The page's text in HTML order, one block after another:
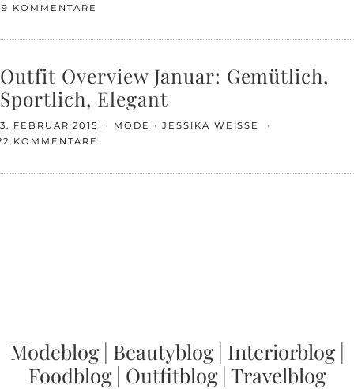
KOMMENTARE
Outfit Overview Januar: Gemütlich,
Sportlich, Elegant
3. FEBRUAR 2015 MODE
JESSIKA WEISSE
KOMMENTARE
Modeblog| Beautyblog| Interiorblog|
Foodblog| Outfitblog| Travelblog